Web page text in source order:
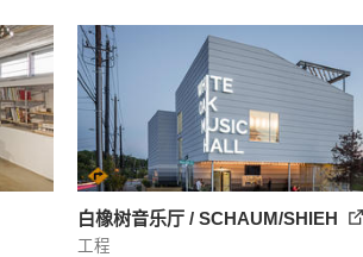
白橡树音乐厅 / SCHAUM/SHIEH
工程